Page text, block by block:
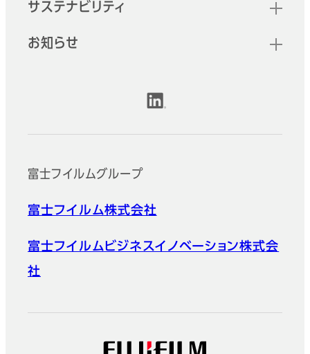
サステナビリティ
お知らせ
富士フイルムグループ
富士フイルム株式会社
富士フイルムビジネスイノベーション株式会
社